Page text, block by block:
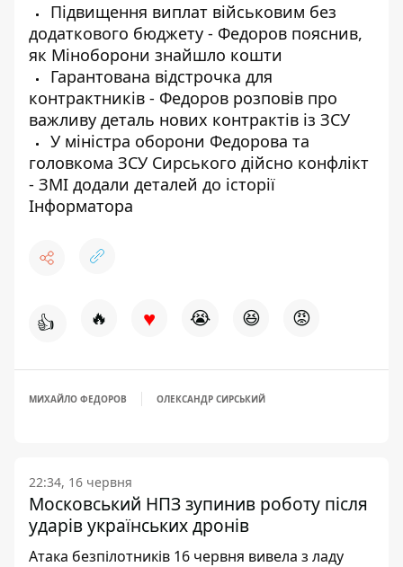
Підвищення виплат військовим без
додаткового бюджету - Федоров пояснив,
як Міноборони знайшло кошти
Гарантована відстрочка для
контрактників - Федоров розповів про
важливу деталь нових контрактів із ЗСУ
У міністра оборони Федорова та
головкома ЗСУ Сирського дійсно конфлікт
- ЗМІ додали деталей до історії
Інформатора
👍 🔥 ♥ 😭 😆 😡
МИХАЙЛО ФЕДОРОВ ОЛЕКСАНДР СИРСЬКИЙ
22:34, 16 червня
Московський НПЗ зупинив роботу після
ударів українських дронів
Атака безпілотників 16 червня вивела з ладу